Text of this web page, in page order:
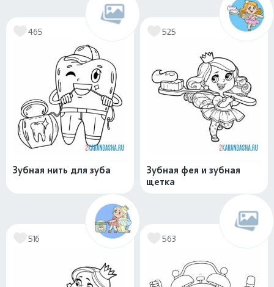
465
Зубная нить для зуба
525
Зубная фея и зубная
щетка
516 563